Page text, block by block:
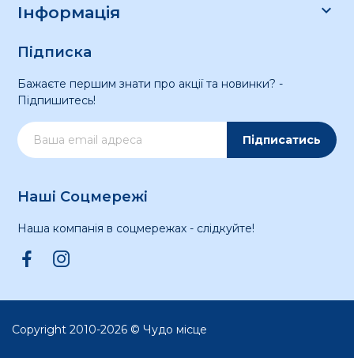
Інформація 
Підписка
Бажаєте першим знати про акції та новинки? -
Підпишитесь!
Підписатись
Наші Соцмережі
Наша компанія в соцмережах - слідкуйте!
Copyright 2010-2026 © Чудо місце